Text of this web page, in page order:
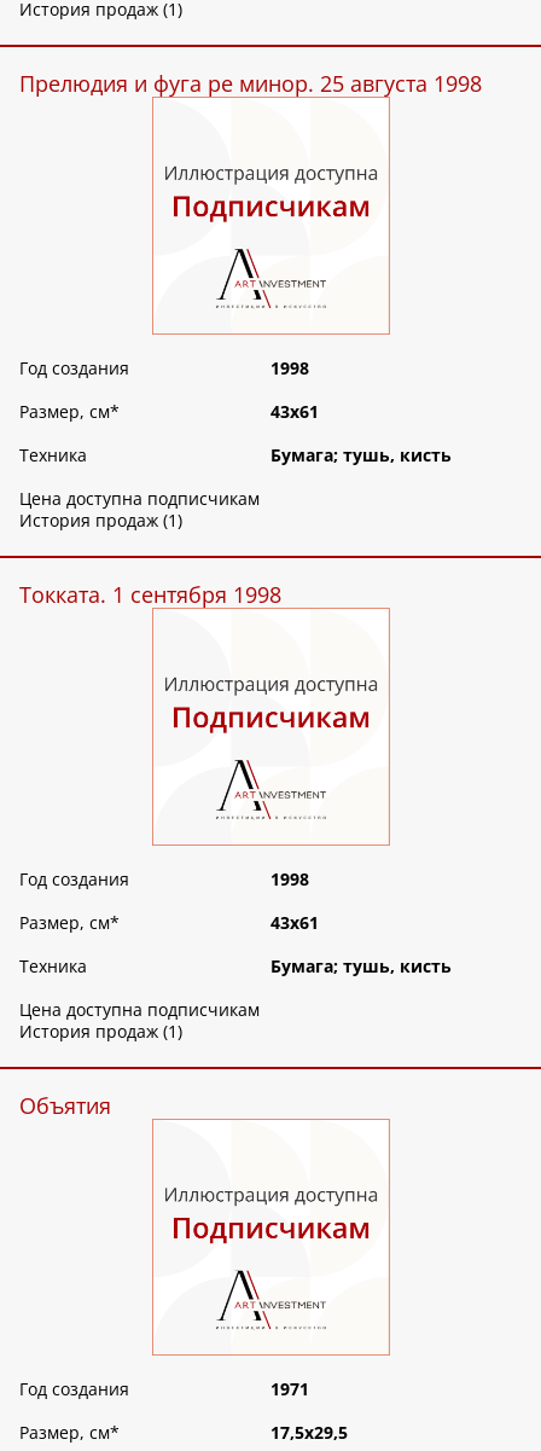
История продаж (1)
Прелюдия и фуга ре минор. 25 августа 1998
Год создания
1998
Размер, см*
43х61
Техника
Бумага; тушь, кисть
Цена доступна подписчикам
История продаж (1)
Токката. 1 сентября 1998
Год создания
1998
Размер, см*
43х61
Техника
Бумага; тушь, кисть
Цена доступна подписчикам
История продаж (1)
Объятия
Год создания
1971
Размер, см*
17,5х29,5